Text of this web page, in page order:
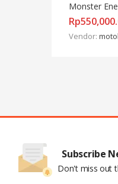
Monster
Rp
Vendor:
Subscribe
Don't miss out